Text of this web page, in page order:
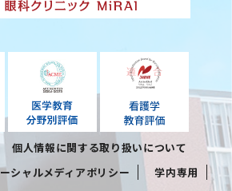
個人情報に関する取り扱いについて
シャルメディアポリシー
学内専用